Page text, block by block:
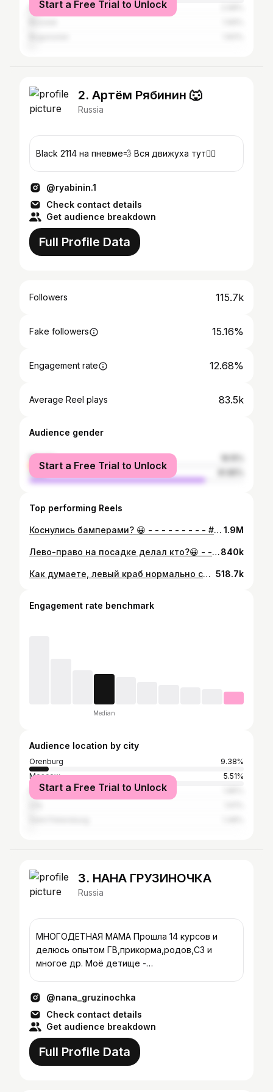
Moscow
Start a Free Trial to Unlock
2. Артём Рябинин 🐺
Russia
Black 2114 на пневме💨 Вся движуха тут👇🏻
@ryabinin.1
Check contact details
Get audience breakdown
Full Profile Data
Followers 115.7k
Fake followers 15.16%
Engagement rate 12.68%
Average Reel plays 83.5k
Audience gender
female
male
Start a Free Trial to Unlock
Top performing Reels
Коснулись бамперами? 😀 - - - - - - - - - #автозвук #бандитка #тюнингваз #вспышкифсо #надисках #солбом #девятка #оперстайл #тонировка 1.9M
Лево-право на посадке делал кто?😀 - - - - - - - - - - #автозвук #бандитка #тюнингваз #вспышкифсо #надисках #солбом #девятка #оперстайл #тонировка840k
Как думаете, левый краб нормально себя чувствует?😂 - - - - - - - #автозвук #бандитка #тюнингваз #вспышкифсо #надисках #солбом #девятка #оперстайл #тонировка 518.7k
Engagement rate benchmark
Median
Audience location by city
Orenburg
9.38%
Moscow
5.51%
Kazan
Start a Free Trial to Unlock
3. НАНА ГРУЗИНОЧКА
Russia
МНОГОДЕТНАЯ МАМА Прошла 14 курсов и
делюсь опытом ГВ,прикорма,родов,СЗ и
многое др. Моё детище -
@nana_gruzinochka
Check contact details
Get audience breakdown
Full Profile Data